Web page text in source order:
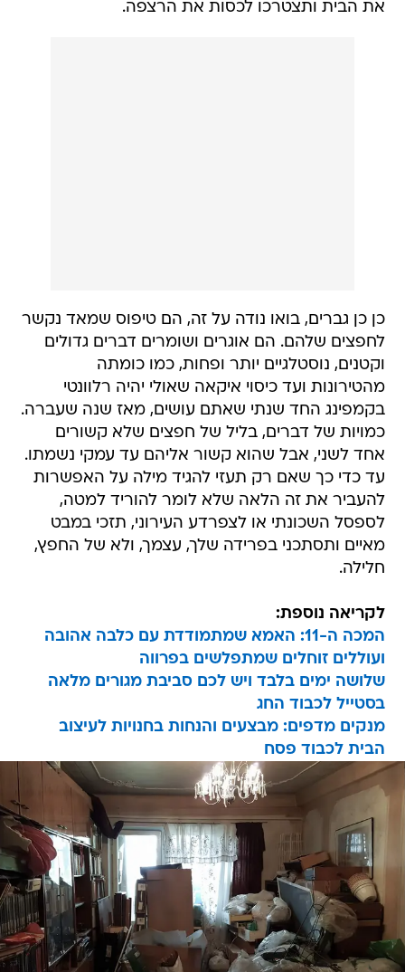
את הבית ותצטרכו לכסות את הרצפה.
כן כן גברים, בואו נודה על זה, הם טיפוס שמאד נקשר
לחפצים שלהם. הם אוגרים ושומרים דברים גדולים
וקטנים, נוסטלגיים יותר ופחות, כמו כומתה
מהטירונות ועד כיסוי איקאה שאולי יהיה רלוונטי
בקמפינג החד שנתי שאתם עושים, מאז שנה שעברה.
כמויות של דברים, בליל של חפצים שלא קשורים
אחד לשני, אבל שהוא קשור אליהם עד עמקי נשמתו.
עד כדי כך שאם רק תעזי להגיד מילה על האפשרות
להעביר את זה הלאה שלא לומר להוריד למטה,
לספסל השכונתי או לצפרדע העירוני, תזכי במבט
מאיים ותסתכני בפרידה שלך, עצמך, ולא של החפץ,
חלילה.
לקריאה נוספת:
המכה ה-11: האמא שמתמודדת עם כלבה אהובה
ועוללים זוחלים שמתפלשים בפרווה
שלושה ימים בלבד ויש לכם סביבת מגורים מלאה
בסטייל לכבוד החג
מנקים מדפים: מבצעים והנחות בחנויות לעיצוב
הבית לכבוד פסח